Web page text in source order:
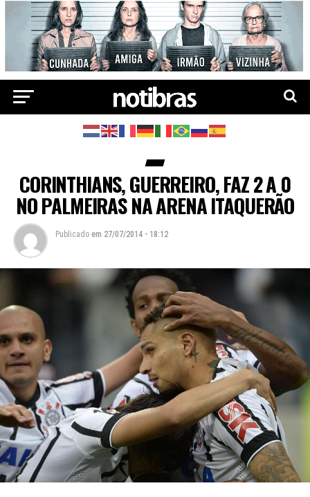
CORINTHIANS, GUERREIRO, FAZ 2 A 0
NO PALMEIRAS NA ARENA ITAQUERÃO
Publicado em 27/07/2014 - 18:12